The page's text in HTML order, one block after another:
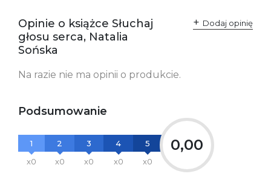
Polska
kontakt@wydajenamsie.pl
informacje dotyczące
Opinie o książce Słuchaj
głosu serca, Natalia
Sońska
Dodaj opinię
Na razie nie ma opinii o produkcie.
Podsumowanie
1
x0
2
x0
3
x0
4
x0
5
x0
0,00